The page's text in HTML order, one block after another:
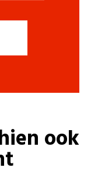
ook